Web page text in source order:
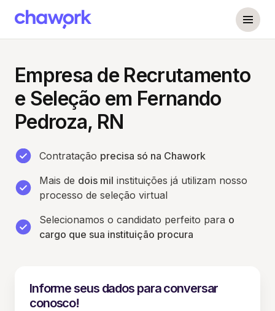
Empresa de Recrutamento
e Seleção em Fernando
Pedroza, RN
Contratação precisa só na Chawork
Mais de dois mil instituições já utilizam nosso
processo de seleção virtual
Selecionamos o candidato perfeito para o
cargo que sua instituição procura
Informe seus dados para conversar
conosco!